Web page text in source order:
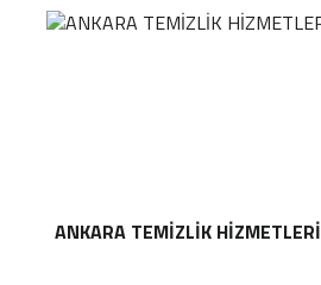
ANKARA TEMIZLIK HIZMETLERI